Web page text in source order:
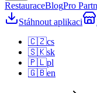
RestauraceBlogPro
Stáhnout aplikaci
🇨🇿cs
🇸🇰sk
🇵🇱pl
🇬🇧en